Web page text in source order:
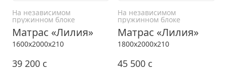
На независимом
пружинном блоке
Матрас «Лилия»
1600x2000x210
39 200 c
На независимом
пружинном блоке
Матрас «Лилия»
1800x2000x210
45 500 c